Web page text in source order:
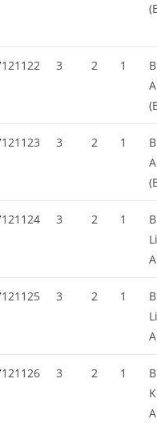
3 2 1
3 2 1
3 2 1
3 2 1
3 2 1